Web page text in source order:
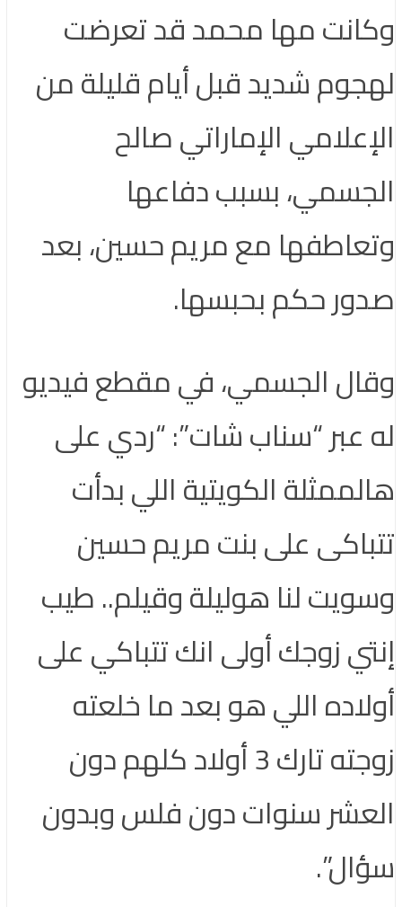
وكانت مها محمد قد تعرضت
لهجوم شديد قبل أيام قليلة من
الإعلامي الإماراتي صالح
الجسمي، بسبب دفاعها
وتعاطفها مع مريم حسين، بعد
صدور حكم بحبسها.
وقال الجسمي، في مقطع فيديو
له عبر “سناب شات”: “ردي على
هالممثلة الكويتية اللي بدأت
تتباكى على بنت مريم حسين
وسويت لنا هوليلة وقيلم.. طيب
إنتي زوجك أولى انك تتباكي على
أولاده اللي هو بعد ما خلعته
زوجته تارك 3 أولاد كلهم دون
العشر سنوات دون فلس وبدون
سؤال”.